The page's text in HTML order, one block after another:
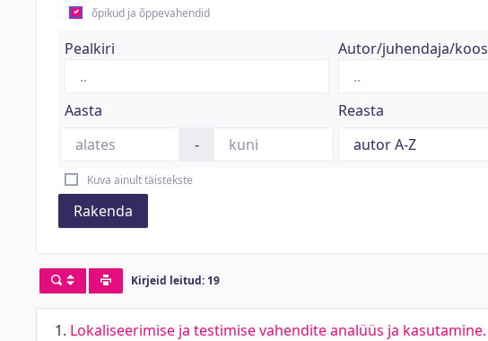
õpikud ja õppevahendid
Pealkiri Autor/juhendaja/
Aasta
-
Reasta
Kuva ainult täistekste
Rakenda
Kirjeid leitud: 19
1. Lokaliseerimise ja testimise vahendite analüüs ja